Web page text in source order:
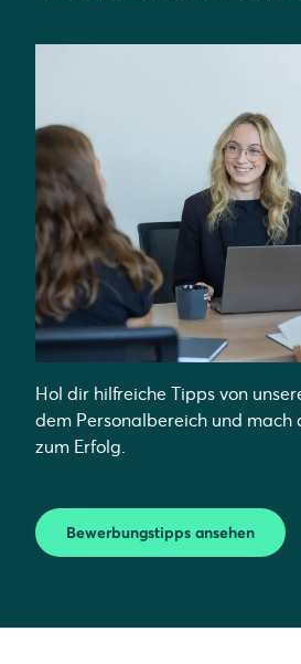
Hol dir hilfreiche Tipps von
dem Personalbereich und mach
zum Erfolg.
Bewerbungstipps ansehen